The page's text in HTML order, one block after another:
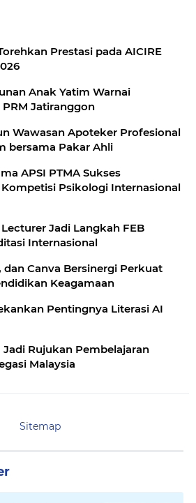
Prestasi pada AICIRE
Anak Yatim Warnai
Jatiranggon
Wawasan Apoteker Profesional
bersama Pakar Ahli
APSI PTMA Sukses
Psikologi Internasional
Jadi Langkah FEB
Internasional
Canva Bersinergi Perkuat
Keagamaan
Pentingnya Literasi AI
Jadi Rujukan Pembelajaran
Malaysia
Sitemap